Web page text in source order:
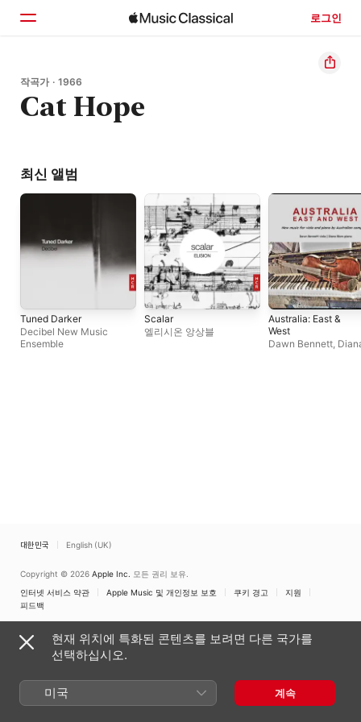
로그인
홈
둘러보기
작곡가 · 1966
Cat Hope
최신 앨범
Tuned Darker
Decibel New Music
Ensemble
Scalar
엘리시온 앙상블
Australia: East &
West
Dawn Bennett,
대한민국 English (UK)
Copyright © 2026 Apple Inc. 모든 권리 보유.
인터넷 서비스 약관
Apple Music 및 개인정보 보호 쿠키 경고
지원
피드백
현재 위치에 특화된 콘텐츠를 보려면 다른 국가를
선택하십시오.
미국 계속